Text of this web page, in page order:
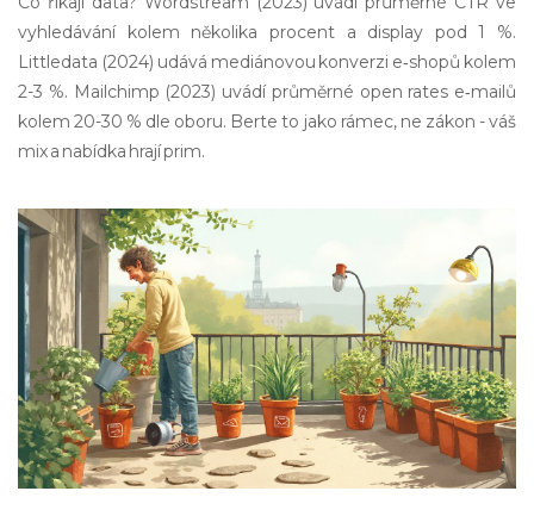
vyhledávání kolem několika procent a display pod 1 %.
Littledata (2024) udává mediánovou konverzi e‑shopů kolem
2-3 %. Mailchimp (2023) uvádí průměrné open rates e‑mailů
kolem 20-30 % dle oboru. Berte to jako rámec, ne zákon - váš
mix a nabídka hrají prim.